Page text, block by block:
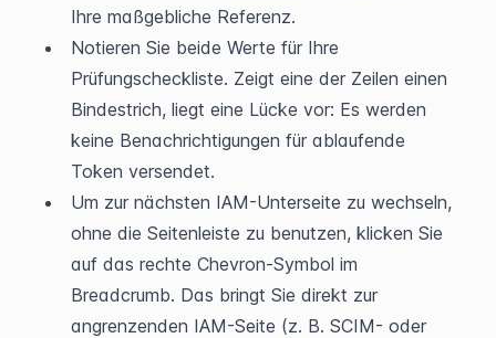
Ihre maßgebliche Referenz.
Notieren Sie beide Werte für Ihre
Prüfungscheckliste. Zeigt eine der Zeilen einen
Bindestrich, liegt eine Lücke vor: Es werden
keine Benachrichtigungen für ablaufende
Token versendet.
Um zur nächsten IAM-Unterseite zu wechseln,
ohne die Seitenleiste zu benutzen, klicken Sie
auf das rechte Chevron-Symbol im
Breadcrumb. Das bringt Sie direkt zur
angrenzenden IAM-Seite (z. B. SCIM- oder